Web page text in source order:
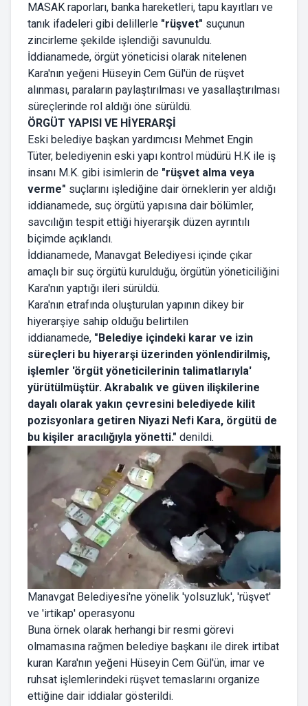
MASAK raporları, banka hareketleri, tapu kayıtları ve
tanık ifadeleri gibi delillerle "rüşvet" suçunun
zincirleme şekilde işlendiği savunuldu.
İddianamede, örgüt yöneticisi olarak nitelenen
Kara'nın yeğeni Hüseyin Cem Gül'ün de rüşvet
alınması, paraların paylaştırılması ve yasallaştırılması
süreçlerinde rol aldığı öne sürüldü.
ÖRGÜT YAPISI VE HİYERARŞİ
Eski belediye başkan yardımcısı Mehmet Engin
Tüter, belediyenin eski yapı kontrol müdürü H.K ile iş
insanı M.K. gibi isimlerin de "rüşvet alma veya
verme" suçlarını işlediğine dair örneklerin yer aldığı
iddianamede, suç örgütü yapısına dair bölümler,
savcılığın tespit ettiği hiyerarşik düzen ayrıntılı
biçimde açıklandı.
İddianamede, Manavgat Belediyesi içinde çıkar
amaçlı bir suç örgütü kurulduğu, örgütün yöneticiliğini
Kara'nın yaptığı ileri sürüldü.
Kara'nın etrafında oluşturulan yapının dikey bir
hiyerarşiye sahip olduğu belirtilen
iddianamede, "Belediye içindeki karar ve izin
süreçleri bu hiyerarşi üzerinden yönlendirilmiş,
işlemler 'örgüt yöneticilerinin talimatlarıyla'
yürütülmüştür. Akrabalık ve güven ilişkilerine
dayalı olarak yakın çevresini belediyede kilit
pozisyonlara getiren Niyazi Nefi Kara, örgütü de
bu kişiler aracılığıyla yönetti." denildi.
Manavgat Belediyesi'ne yönelik 'yolsuzluk', 'rüşvet'
ve 'irtikap' operasyonu
Buna örnek olarak herhangi bir resmi görevi
olmamasına rağmen belediye başkanı ile direk irtibat
kuran Kara'nın yeğeni Hüseyin Cem Gül'ün, imar ve
ruhsat işlemlerindeki rüşvet temaslarını organize
ettiğine dair iddialar gösterildi.